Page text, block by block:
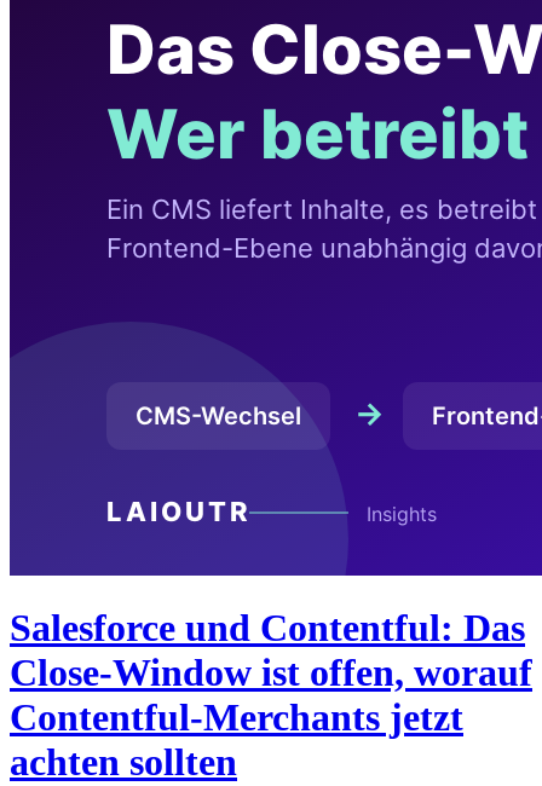
Salesforce und Contentful: Das
Close-Window ist offen, worauf
Contentful-Merchants jetzt
achten sollten